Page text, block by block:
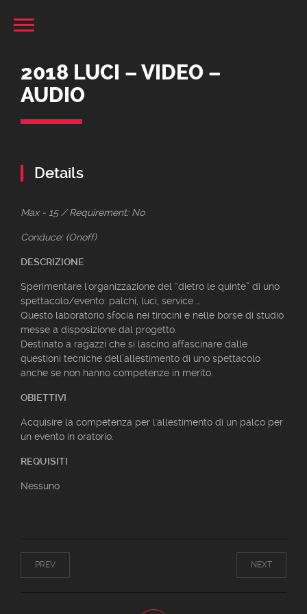
2018 LUCI – VIDEO –
AUDIO
Details
Max - 15 / Requirement: No
Conduce: (Onoff)
DESCRIZIONE
Sperimentare l'organizzazione del “dietro le quinte” di uno
spettacolo/evento: palchi, luci, service …
Questo laboratorio sfocia nei tirocini e nelle borse di studio
messe a disposizione dal progetto.
Destinato a ragazzi che si lascino affascinare dalle
questioni tecniche dell’allestimento di uno spettacolo
anche se non hanno competenze in merito.
OBIETTIVI
Acquisire la competenza per l'allestimento di un palco per
un evento in oratorio.
REQUISITI
Nessuno
PREV NEXT